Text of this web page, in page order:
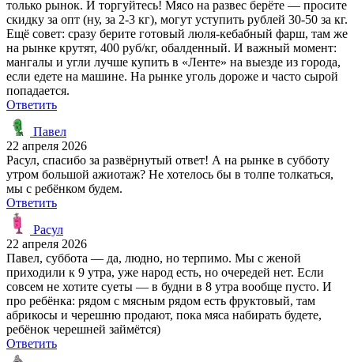
только рынок. И торгуйтесь! Мясо на развес берёте — просите
скидку за опт (ну, за 2-3 кг), могут уступить рублей 30-50 за кг.
Ещё совет: сразу берите готовый люля-кебабный фарш, там же
на рынке крутят, 400 руб/кг, обалденный. И важный момент:
мангалы и угли лучше купить в «Ленте» на выезде из города,
если едете на машине. На рынке уголь дороже и часто сырой
попадается.
Ответить
Павел
22 апреля 2026
Расул, спасибо за развёрнутый ответ! А на рынке в субботу
утром большой ажиотаж? Не хотелось бы в толпе толкаться,
мы с ребёнком будем.
Ответить
Расул
22 апреля 2026
Павел, суббота — да, людно, но терпимо. Мы с женой
приходили к 9 утра, уже народ есть, но очередей нет. Если
совсем не хотите суеты — в будни в 8 утра вообще пусто. И
про ребёнка: рядом с мясным рядом есть фруктовый, там
абрикосы и черешню продают, пока мяса набирать будете,
ребёнок черешней займётся)
Ответить